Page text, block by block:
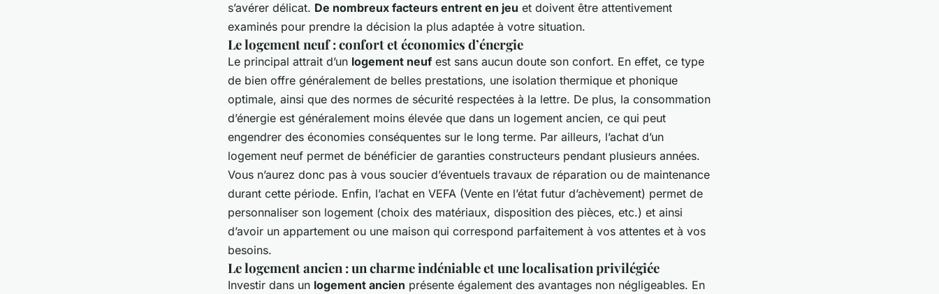
s’avérer délicat. De nombreux facteurs entrent en jeu et doivent être attentivement
examinés pour prendre la décision la plus adaptée à votre situation.
Le logement neuf : confort et économies d’énergie
Le principal attrait d’un logement neuf est sans aucun doute son confort. En effet, ce type
de bien offre généralement de belles prestations, une isolation thermique et phonique
optimale, ainsi que des normes de sécurité respectées à la lettre. De plus, la consommation
d’énergie est généralement moins élevée que dans un logement ancien, ce qui peut
engendrer des économies conséquentes sur le long terme. Par ailleurs, l’achat d’un
logement neuf permet de bénéficier de garanties constructeurs pendant plusieurs années.
Vous n’aurez donc pas à vous soucier d’éventuels travaux de réparation ou de maintenance
durant cette période. Enfin, l’achat en VEFA (Vente en l’état futur d’achèvement) permet de
personnaliser son logement (choix des matériaux, disposition des pièces, etc.) et ainsi
d’avoir un appartement ou une maison qui correspond parfaitement à vos attentes et à vos
besoins.
Le logement ancien : un charme indéniable et une localisation privilégiée
Investir dans un logement ancien présente également des avantages non négligeables. En